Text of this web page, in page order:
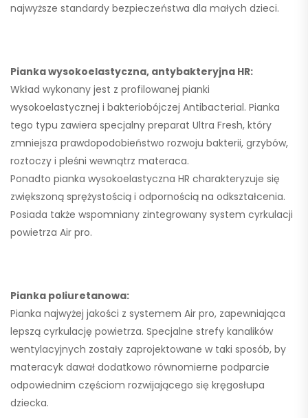
najwyższe standardy bezpieczeństwa dla małych dzieci.
Pianka wysokoelastyczna, antybakteryjna HR:
Wkład wykonany jest z profilowanej pianki
wysokoelastycznej i bakteriobójczej Antibacterial. Pianka
tego typu zawiera specjalny preparat Ultra Fresh, który
zmniejsza prawdopodobieństwo rozwoju bakterii, grzybów,
roztoczy i pleśni wewnątrz materaca.
Ponadto pianka wysokoelastyczna HR charakteryzuje się
zwiększoną sprężystością i odpornością na odkształcenia.
Posiada także wspomniany zintegrowany system cyrkulacji
powietrza Air pro.
Pianka poliuretanowa:
Pianka najwyżej jakości z systemem Air pro, zapewniająca
lepszą cyrkulację powietrza. Specjalne strefy kanalików
wentylacyjnych zostały zaprojektowane w taki sposób, by
materacyk dawał dodatkowo równomierne podparcie
odpowiednim częściom rozwijającego się kręgosłupa
dziecka.